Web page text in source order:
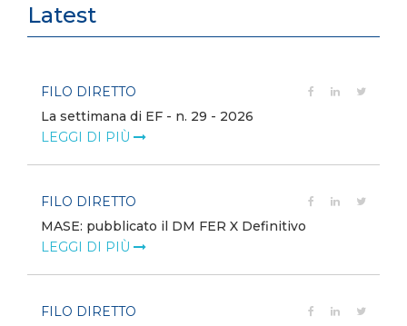
Latest
FILO DIRETTO
La settimana di EF - n. 29 - 2026
LEGGI DI PIÙ
FILO DIRETTO
MASE: pubblicato il DM FER X Definitivo
LEGGI DI PIÙ
FILO DIRETTO